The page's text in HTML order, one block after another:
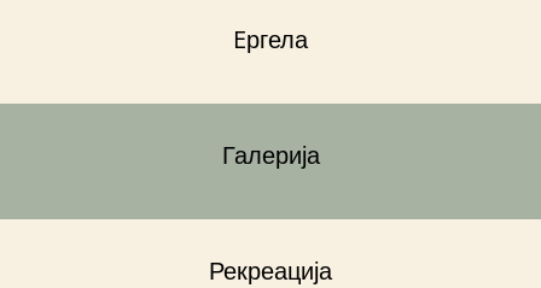
Eргела
Галерија
Рекреација